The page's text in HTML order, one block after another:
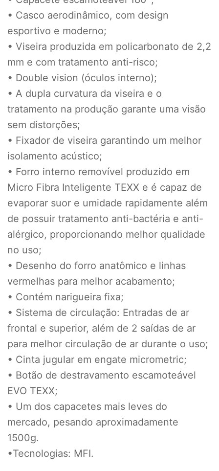
• Casco aerodinâmico, com design
esportivo e moderno;
• Viseira produzida em policarbonato de 2,2
mm e com tratamento anti-risco;
• Double vision (óculos interno);
• A dupla curvatura da viseira e o
tratamento na produção garante uma visão
sem distorções;
• Fixador de viseira garantindo um melhor
isolamento acústico;
• Forro interno removível produzido em
Micro Fibra Inteligente TEXX e é capaz de
evaporar suor e umidade rapidamente além
de possuir tratamento anti-bactéria e anti-
alérgico, proporcionando melhor qualidade
no uso;
• Desenho do forro anatômico e linhas
vermelhas para melhor acabamento;
• Contém narigueira fixa;
• Sistema de circulação: Entradas de ar
frontal e superior, além de 2 saídas de ar
para melhor circulação de ar durante o uso;
• Cinta jugular em engate micrometric;
• Botão de destravamento escamoteável
EVO TEXX;
• Um dos capacetes mais leves do
mercado, pesando aproximadamente
1500g.
•Tecnologias: MFI.